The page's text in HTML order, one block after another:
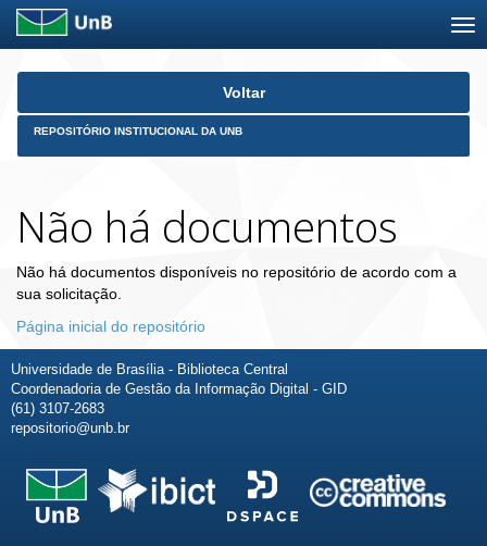
Skip
Voltar
REPOSITÓRIO INSTITUCIONAL DA UNB
Não há documentos
Não há documentos disponíveis no repositório de acordo com a
sua solicitação.
Página inicial do repositório
Universidade de Brasília - Biblioteca Central
Coordenadoria de Gestão da Informação Digital - GID
(61) 3107-2683
repositorio@unb.br